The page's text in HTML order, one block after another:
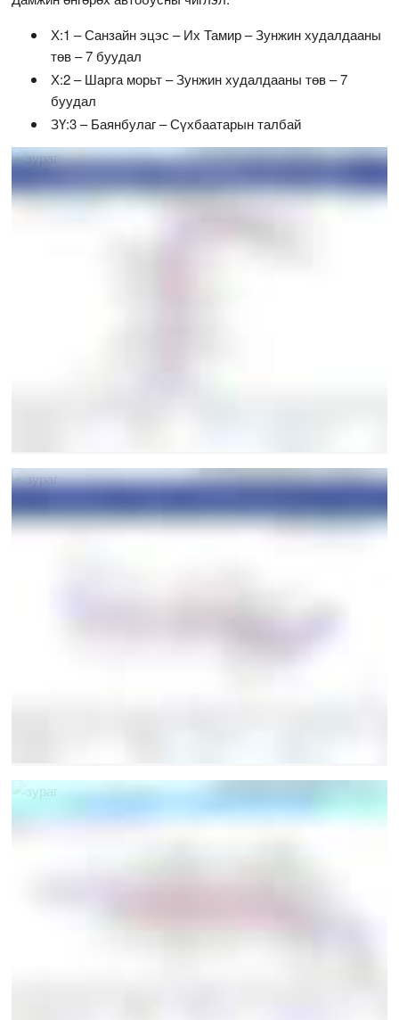
Х:1 – Санзайн эцэс – Их Тамир – Зунжин худалдааны
төв – 7 буудал
Х:2 – Шарга морьт – Зунжин худалдааны төв – 7
буудал
ЗҮ:3 – Баянбулаг – Сүхбаатарын талбай